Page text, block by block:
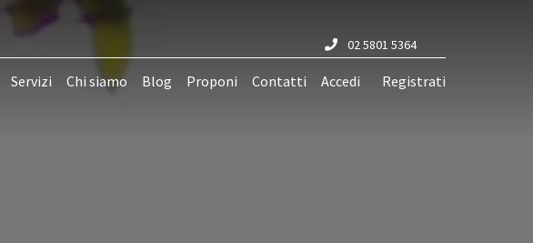
02 5801 5364
Servizi Chi siamo Blog Proponi Contatti Accedi Registrati